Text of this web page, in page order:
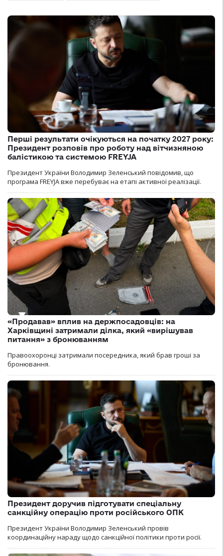
Перші результати очікуються на початку 2027 року:
Президент розповів про роботу над вітчизняною
балістикою та системою FREYJA
Президент України Володимир Зеленський повідомив, що
програма FREYJA вже перебуває на етапі активної реалізації.
«Продавав» вплив на держпосадовців: на
Харківщині затримали ділка, який «вирішував
питання» з бронюванням
Правоохоронці затримали посередника, який брав гроші за
бронювання.
Президент доручив підготувати спеціальну
санкційну операцію проти російського ОПК
Президент України Володимир Зеленський провів
координаційну нараду щодо санкційної політики проти росії.